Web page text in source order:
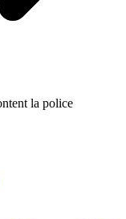
la police